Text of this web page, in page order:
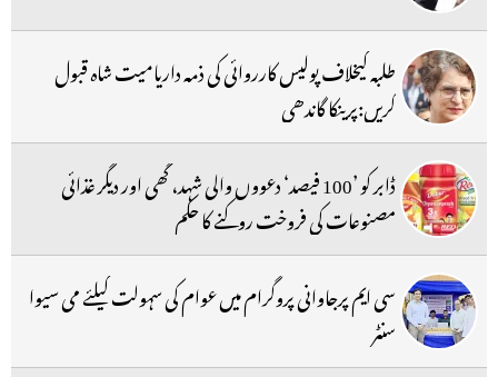
طلبہ کیخلاف پولیس کارروائی کی ذمہ داریامیت شاہ قبول
کریں:پرینکا گاندھی
ڈابر کو ’100 فیصد‘ دعووں والی شہد، گھی اور دیگر غذائی
مصنوعات کی فروخت روکنے کا حکم
سی ایم پرجاوانی پروگرام میں عوام کی سہولت کیلئے می سیوا
سنٹر